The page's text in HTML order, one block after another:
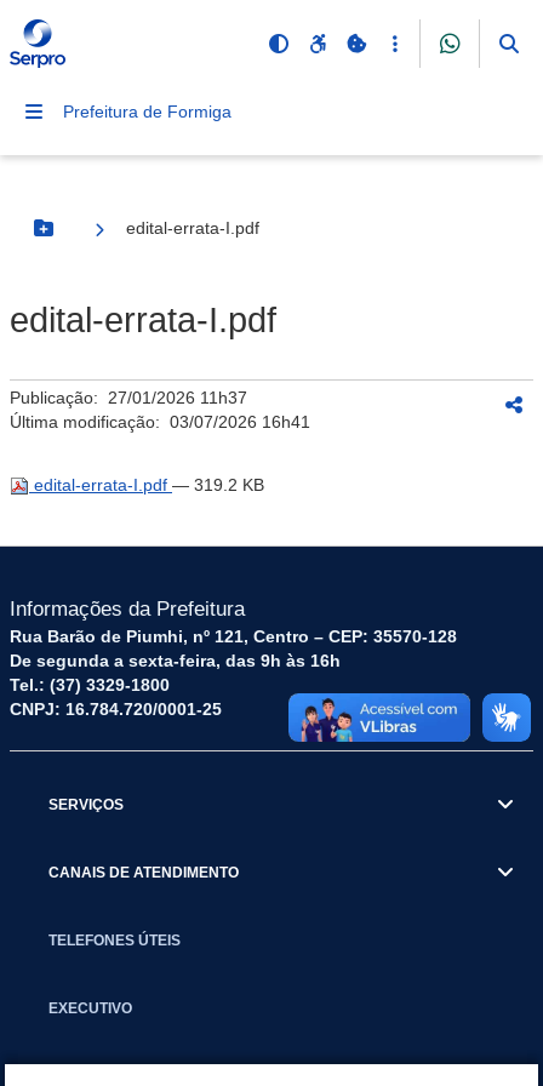
Prefeitura de Formiga
Botão Menu
edital-errata-I.pdf
edital-errata-I.pdf
Publicação: 27/01/2026 11h37
Última modificação: 03/07/2026 16h41
edital-errata-I.pdf — 319.2 KB
Informações da Prefeitura
Rua Barão de Piumhi, nº 121, Centro – CEP: 35570-128
De segunda a sexta-feira, das 9h às 16h
Tel.: (37) 3329-1800
CNPJ: 16.784.720/0001-25
SERVIÇOS
CANAIS DE ATENDIMENTO
TELEFONES ÚTEIS
EXECUTIVO